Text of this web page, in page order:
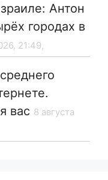
Антон
городах в
21:49,
вас 8 августа